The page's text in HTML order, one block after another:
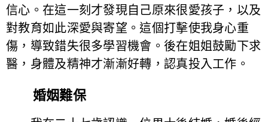
信心。在這一刻才發現自己原來很愛孩子，以及
對教育如此深愛與寄望。這個打擊使我身心重
傷，導致錯失很多學習機會。後在姐姐鼓勵下求
醫，身體及精神才漸漸好轉，認真投入工作。
婚姻難保